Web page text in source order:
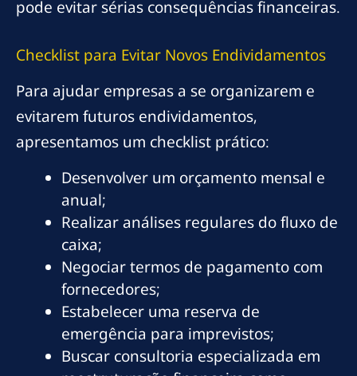
pode evitar sérias consequências financeiras.
Checklist para Evitar Novos Endividamentos
Para ajudar empresas a se organizarem e
evitarem futuros endividamentos,
apresentamos um checklist prático:
Desenvolver um orçamento mensal e
anual;
Realizar análises regulares do fluxo de
caixa;
Negociar termos de pagamento com
fornecedores;
Estabelecer uma reserva de
emergência para imprevistos;
Buscar consultoria especializada em